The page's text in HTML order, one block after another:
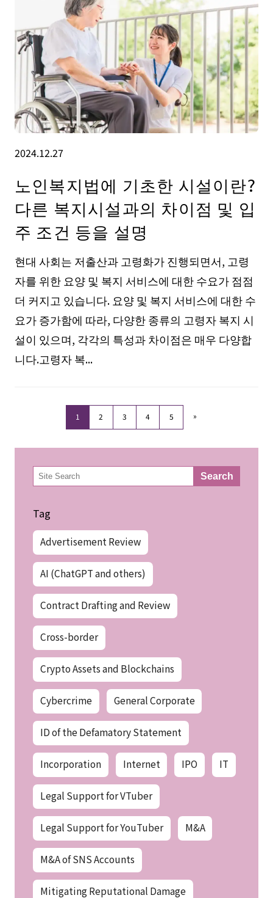
2024.12.27
노인복지법에 기초한 시설이란?
다른 복지시설과의 차이점 및 입
주 조건 등을 설명
현대 사회는 저출산과 고령화가 진행되면서, 고령
자를 위한 요양 및 복지 서비스에 대한 수요가 점점
더 커지고 있습니다. 요양 및 복지 서비스에 대한 수
요가 증가함에 따라, 다양한 종류의 고령자 복지 시
설이 있으며, 각각의 특성과 차이점은 매우 다양합
니다.고령자 복...
1 2 3 4 5 »
検
索 Search
Tag
Advertisement Review
AI (ChatGPT and others)
Contract Drafting and Review
Cross-border
Crypto Assets and Blockchains
Cybercrime General Corporate
ID of the Defamatory Statement
Incorporation Internet IPO IT
Legal Support for VTuber
Legal Support for YouTuber M&A
M&A of SNS Accounts
Mitigating Reputational Damage